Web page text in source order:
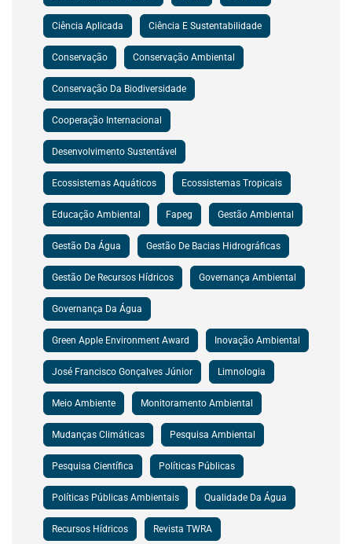
Ciência Aplicada Ciência E Sustentabilidade
Conservação Conservação Ambiental
Conservação Da Biodiversidade
Cooperação Internacional
Desenvolvimento Sustentável
Ecossistemas Aquáticos Ecossistemas Tropicais
Educação Ambiental Fapeg Gestão Ambiental
Gestão Da Água Gestão De Bacias Hidrográficas
Gestão De Recursos Hídricos Governança Ambiental
Governança Da Água
Green Apple Environment Award Inovação Ambiental
José Francisco Gonçalves Júnior Limnologia
Meio Ambiente Monitoramento Ambiental
Mudanças Climáticas Pesquisa Ambiental
Pesquisa Científica Políticas Públicas
Políticas Públicas Ambientais Qualidade Da Água
Recursos Hídricos Revista TWRA